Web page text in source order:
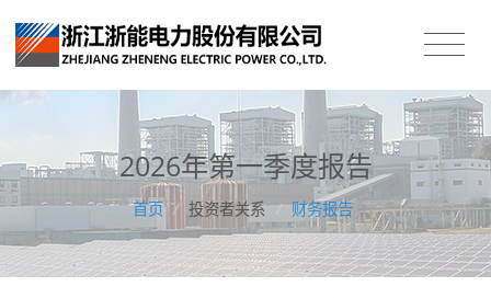
2026年第一季度报告
首页 / 投资者关系 / 财务报告